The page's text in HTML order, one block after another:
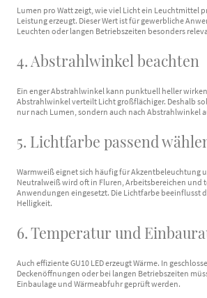
Lumen pro Watt zeigt, wie viel Licht ein Leuchtmittel
Leistung erzeugt. Dieser Wert ist für gewerbliche
Leuchten oder langen Betriebszeiten besonders
4. Abstrahlwinkel beachten
Ein enger Abstrahlwinkel kann punktuell heller
Abstrahlwinkel verteilt Licht großflächiger. Deshalb
nur nach Lumen, sondern auch nach Abstrahlwinkel
5. Lichtfarbe passend
Warmweiß eignet sich häufig für Akzentbeleuchtung
Neutralweiß wird oft in Fluren, Arbeitsbereichen und
Anwendungen eingesetzt. Die Lichtfarbe beeinflusst
Helligkeit.
6. Temperatur und
Auch effiziente GU10 LED erzeugt Wärme. In
Deckenöffnungen oder bei langen Betriebszeiten
Einbaulage und Wärmeabfuhr geprüft werden.